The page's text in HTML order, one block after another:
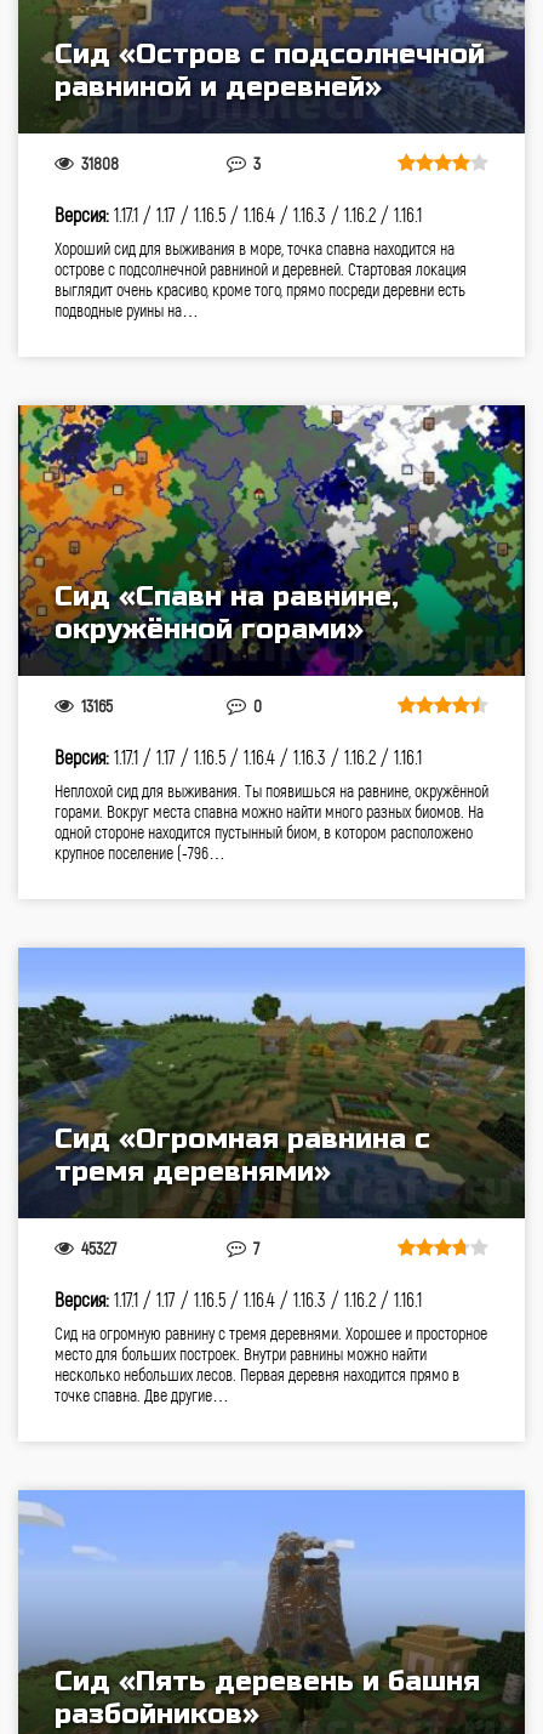
Сид «Остров с подсолнечной
равниной и деревней»
31808 3
Версия: 1.17.1 / 1.17 / 1.16.5 / 1.16.4 / 1.16.3 / 1.16.2 / 1.16.1
Хороший сид для выживания в море, точка спавна находится на
острове с подсолнечной равниной и деревней. Стартовая локация
выглядит очень красиво, кроме того, прямо посреди деревни есть
подводные руины на…
Сид «Спавн на равнине,
окружённой горами»
13165 0
Версия: 1.17.1 / 1.17 / 1.16.5 / 1.16.4 / 1.16.3 / 1.16.2 / 1.16.1
Неплохой сид для выживания. Ты появишься на равнине, окружённой
горами. Вокруг места спавна можно найти много разных биомов. На
одной стороне находится пустынный биом, в котором расположено
крупное поселение (-796…
Сид «Огромная равнина с
тремя деревнями»
45327 7
Версия: 1.17.1 / 1.17 / 1.16.5 / 1.16.4 / 1.16.3 / 1.16.2 / 1.16.1
Сид на огромную равнину с тремя деревнями. Хорошее и просторное
место для больших построек. Внутри равнины можно найти
несколько небольших лесов. Первая деревня находится прямо в
точке спавна. Две другие…
Сид «Пять деревень и башня
разбойников»